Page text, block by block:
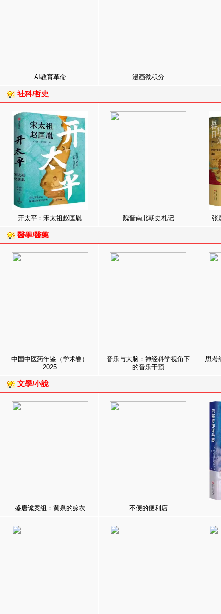
AI教育革命 漫画微积分
社科/哲史
开太平：宋太祖赵匡胤 魏晋南北朝史札记 张
醫學/醫藥
中国中医药年鉴（学术卷）
2025
音乐与大脑：神经科学视角下
的音乐干预
思考
文學/小說
盛唐诡案组：黄泉的嫁衣 不便的便利店